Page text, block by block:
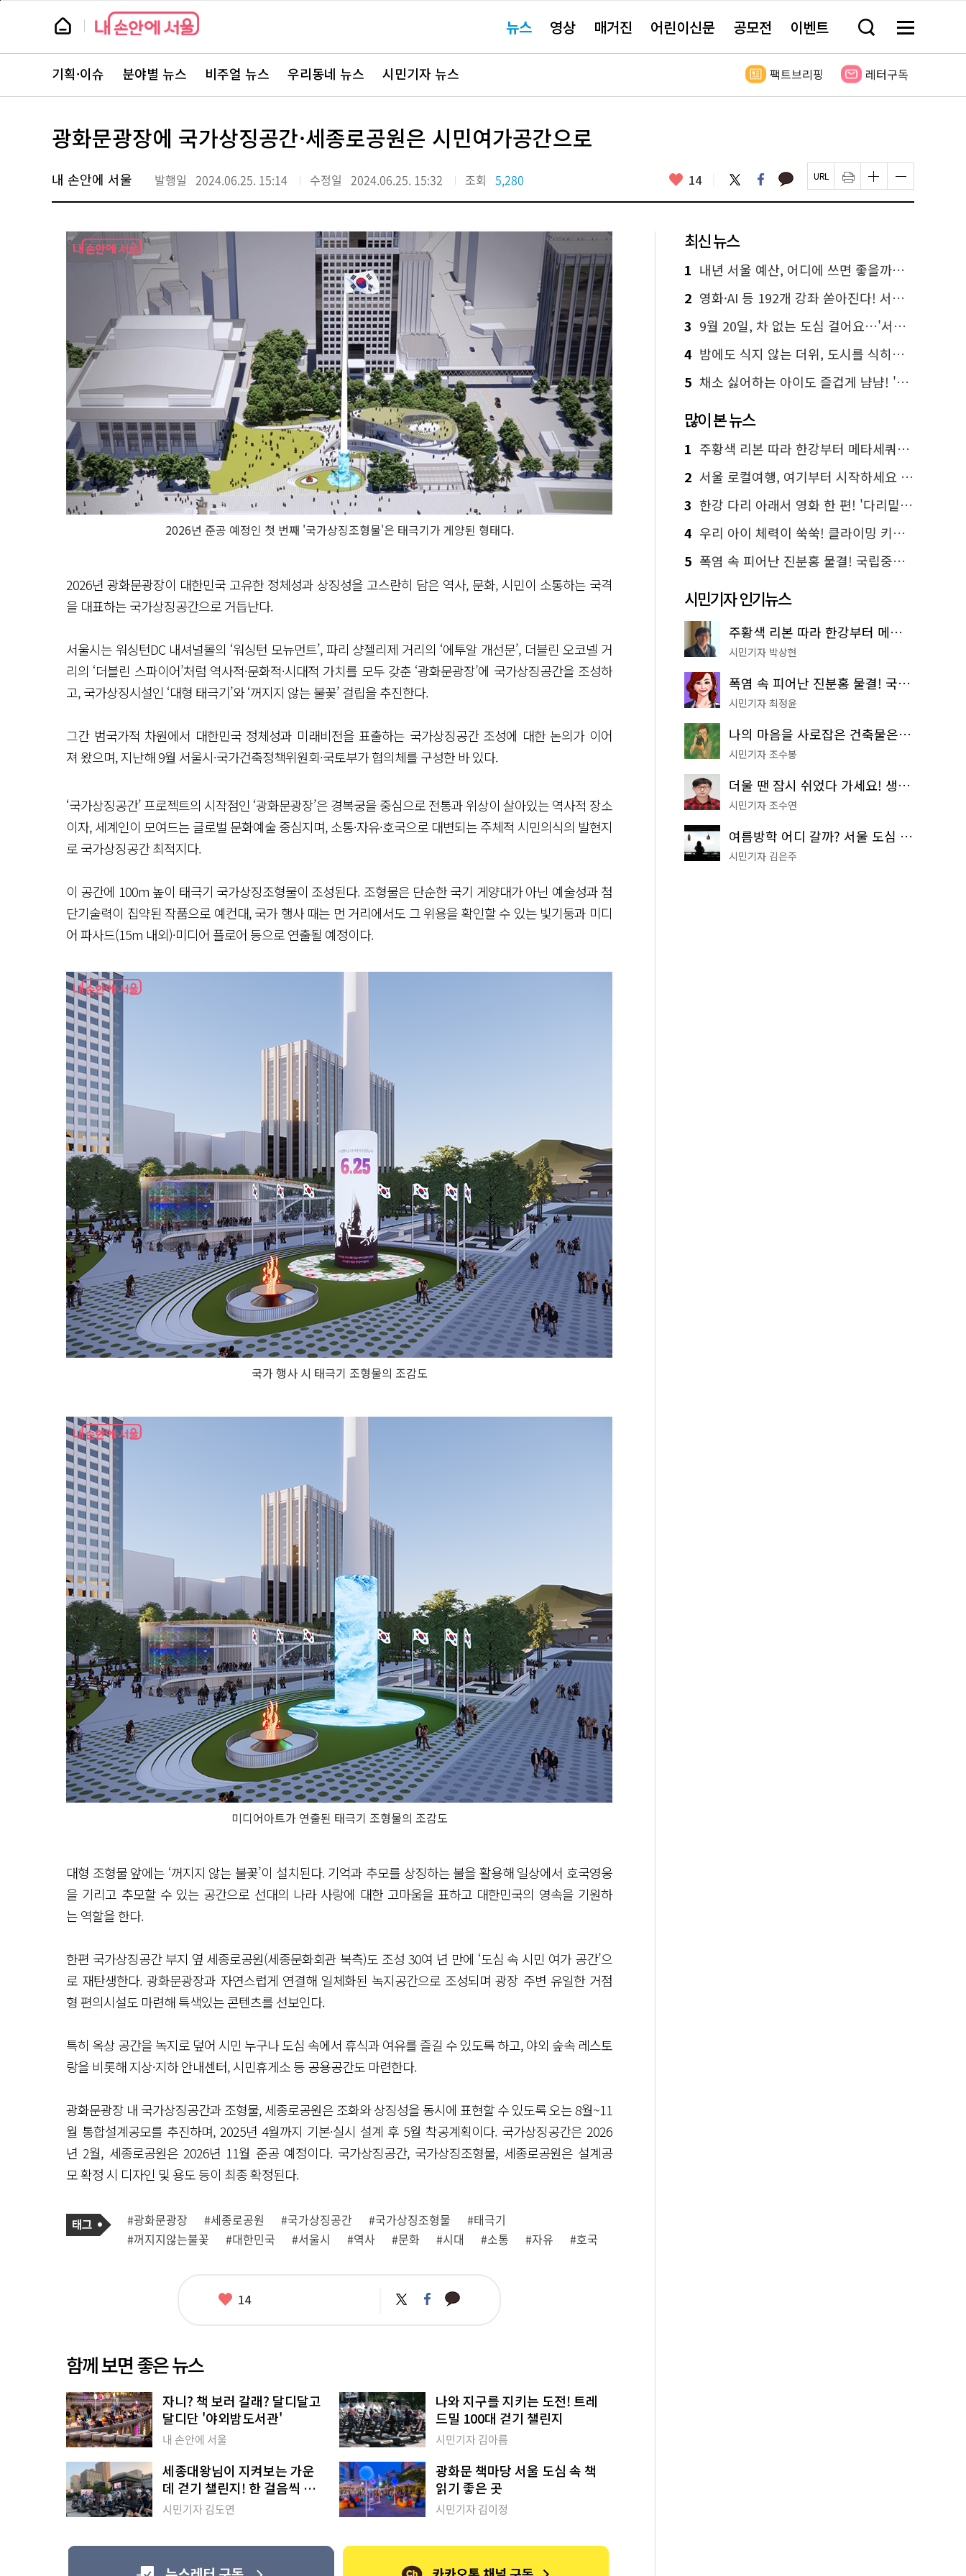
본
뉴
스 요뉴스 영상 매거진 어린이신문 공모전 이벤트 검
창
기
메
전
보
뉴
스
주
서
바
로
기획·이슈 분야별 뉴스 비주얼 뉴스 우리동네 뉴스 시민기자 뉴스 팩트브리핑 레터구독
광화문광장에 국가상징공간·세종로공원은 시민여가공간으로
내 손안에 서울 발행일 2024.06.25. 15:14 수정일 2024.06.25. 15:32 조회 5,280 좋
요
14 트
위
터
페
이
스
카
카 페
이
지
인
쇄
하
글
자
크
하
기
글
자
크
하
2026년 준공 예정인 첫 번째 '국가상징조형물'은 태극기가 게양된 형태다.
2026년 광화문광장이 대한민국 고유한 정체성과 상징성을 고스란히 담은 역사, 문화, 시민이 소통하는 국격
을 대표하는 국가상징공간으로 거듭난다.
서울시는 워싱턴DC 내셔널몰의 ‘워싱턴 모뉴먼트’, 파리 샹젤리제 거리의 ‘에투알 개선문’, 더블린 오코넬 거
리의 ‘더블린 스파이어’처럼 역사적·문화적·시대적 가치를 모두 갖춘 ‘광화문광장’에 국가상징공간을 조성하
고, 국가상징시설인 ‘대형 태극기’와 ‘꺼지지 않는 불꽃’ 걸립을 추진한다.
그간 범국가적 차원에서 대한민국 정체성과 미래비전을 표출하는 국가상징공간 조성에 대한 논의가 이어
져 왔으며, 지난해 9월 서울시·국가건축정책위원회·국토부가 협의체를 구성한 바 있다.
‘국가상징공간’ 프로젝트의 시작점인 ‘광화문광장’은 경복궁을 중심으로 전통과 위상이 살아있는 역사적 장소
이자, 세계인이 모여드는 글로벌 문화예술 중심지며, 소통·자유·호국으로 대변되는 주체적 시민의식의 발현지
로 국가상징공간 최적지다.
이 공간에 100m 높이 태극기 국가상징조형물이 조성된다. 조형물은 단순한 국기 게양대가 아닌 예술성과 첨
단기술력이 집약된 작품으로 예컨대, 국가 행사 때는 먼 거리에서도 그 위용을 확인할 수 있는 빛기둥과 미디
어 파사드(15m 내외)·미디어 플로어 등으로 연출될 예정이다.
국가 행사 시 태극기 조형물의 조감도
미디어아트가 연출된 태극기 조형물의 조감도
대형 조형물 앞에는 ‘꺼지지 않는 불꽃’이 설치된다. 기억과 추모를 상징하는 불을 활용해 일상에서 호국영웅
을 기리고 추모할 수 있는 공간으로 선대의 나라 사랑에 대한 고마움을 표하고 대한민국의 영속을 기원하
는 역할을 한다.
한편 국가상징공간 부지 옆 세종로공원(세종문화회관 북측)도 조성 30여 년 만에 ‘도심 속 시민 여가 공간’으
로 재탄생한다. 광화문광장과 자연스럽게 연결해 일체화된 녹지공간으로 조성되며 광장 주변 유일한 거점
형 편의시설도 마련해 특색있는 콘텐츠를 선보인다.
특히 옥상 공간을 녹지로 덮어 시민 누구나 도심 속에서 휴식과 여유를 즐길 수 있도록 하고, 야외 숲속 레스토
랑을 비롯해 지상·지하 안내센터, 시민휴게소 등 공용공간도 마련한다.
광화문광장 내 국가상징공간과 조형물, 세종로공원은 조화와 상징성을 동시에 표현할 수 있도록 오는 8월~11
월 통합설계공모를 추진하며, 2025년 4월까지 기본·실시 설계 후 5월 착공계획이다. 국가상징공간은 2026
년 2월, 세종로공원은 2026년 11월 준공 예정이다. 국가상징공간, 국가상징조형물, 세종로공원은 설계공
모 확정 시 디자인 및 용도 등이 최종 확정된다.
사
관
련
태
그
#광화문광장 #세종로공원 #국가상징공간 #국가상징조형물
#태극기
#꺼지지않는불꽃
#대한민국 #서울시 #역사 #문화 #시대 #소통 #자유 #호국
좋
14 트
위
페
이
카
카
함께 보면 좋은 뉴스
자니? 책 보러 갈래? 달디달고
달디단 '야외밤도서관'
내 손안에 서울
나와 지구를 지키는 도전! 트레
드밀 100대 걷기 챌린지
시민기자 김아름
세종대왕님이 지켜보는 가운
데 걷기 챌린지! 한 걸음씩 모
아 1,186km
시민기자 김도연
광화문 책마당 서울 도심 속 책
읽기 좋은 곳
시민기자 김이정
최신 뉴스
1 내년 서울 예산, 어디에 쓰면 좋을까요? 온라인 투표
2 영화·AI 등 192개 강좌 쏟아진다! 서울시민대학 선착순 신청
3 9월 20일, 차 없는 도심 걸어요…'서울 걷자 페스티벌' 선착순 5천명
4 밤에도 식지 않는 더위, 도시를 식히는 시원한 해법은?
5 채소 싫어하는 아이도 즐겁게 냠냠! '찾아가는 서울시 식생활 교육' 현장
많이 본 뉴스
1 주황색 리본 따라 한강부터 메타세쿼이아 숲길까지…서울둘레길 15코스
2 서울 로컬여행, 여기부터 시작하세요 '서울에디션25'
3 한강 다리 아래서 영화 한 편! '다리밑 영화관' 무료 상영
4 우리 아이 체력이 쑥쑥! 클라이밍 키즈카페·어린이 체력장
5 폭염 속 피어난 진분홍 물결! 국립중앙박물관 배롱나무 명소
시민기자 인기뉴스
주황색 리본 따라 한강부터 메타세쿼이아 숲길까지…서울둘레길 15코스
시민기자 박상현
폭염 속 피어난 진분홍 물결! 국립중앙박물관 배롱나무 명소
시민기자 최정윤
나의 마음을 사로잡은 건축물은? '서울시 건축상' 수상작 공개!
시민기자 조수봉
더울 땐 잠시 쉬었다 가세요! 생수 냉장고부터 해피소·무더위쉼터까지
시민기자 조수연
여름방학 어디 갈까? 서울 도심 무료 실내 여행 코스 추천
시민기자 김은주
페